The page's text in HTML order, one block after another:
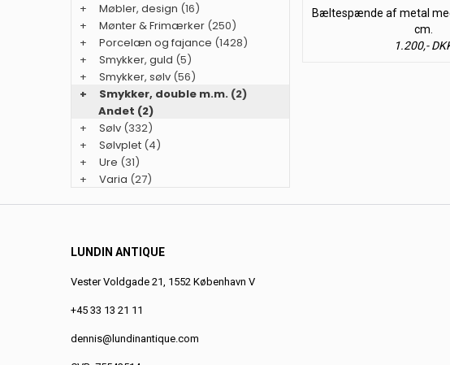
Bæltespænde af metal
cm.
1.200,-
+
Møbler, design (16)
+
Mønter & Frimærker (250)
+
Porcelæn og fajance (1428)
+
Smykker, guld (5)
+
Smykker, sølv (56)
+
Smykker, double m.m. (2)
Andet (2)
+
Sølv (332)
+
Sølvplet (4)
+
Ure (31)
+
Varia (27)
LUNDIN ANTIQUE
Vester Voldgade 21, 1552 København V
+45 33 13 21 11
dennis@lundinantique.com